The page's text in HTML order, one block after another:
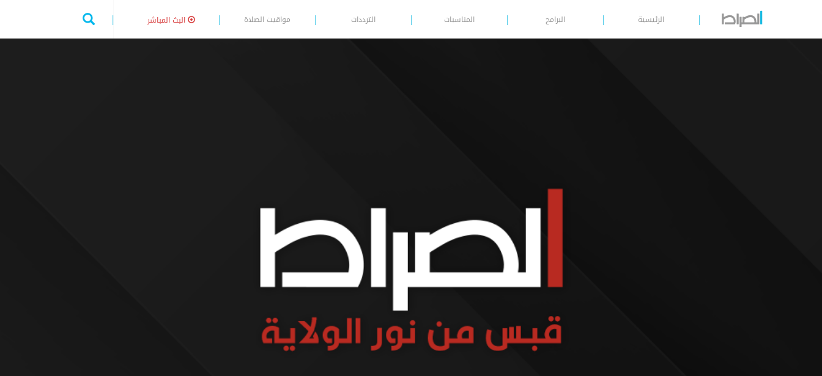
الرئيسية البرامج المناسبات الترددات مواقيت الصلاة البث المباشر